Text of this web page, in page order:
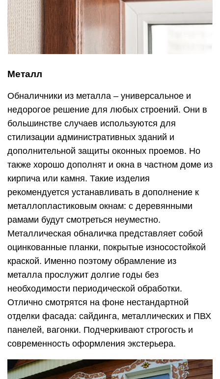
Металл
Обналичники из металла – универсальное и
недорогое решение для любых строений. Они в
большинстве случаев используются для
стилизации административных зданий и
дополнительной защиты оконных проемов. Но
также хорошо дополнят и окна в частном доме из
кирпича или камня. Такие изделия
рекомендуется устанавливать в дополнение к
металлопластиковым окнам: с деревянными
рамами будут смотреться неуместно.
Металлическая обналичка представляет собой
оцинкованные планки, покрытые износостойкой
краской. Именно поэтому обрамление из
металла прослужит долгие годы без
необходимости периодической обработки.
Отлично смотрятся на фоне нестандартной
отделки фасада: сайдинга, металлических и ПВХ
панелей, вагонки. Подчеркивают строгость и
современность оформления экстерьера.